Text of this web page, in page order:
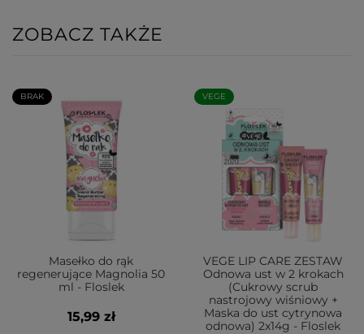
ZOBACZ TAKŻE
BRAK
Masełko do rąk
regenerujące Magnolia 50
ml - Floslek
15,99 zł
VEGE
VEGE LIP CARE ZESTAW
Odnowa ust w 2 krokach
(Cukrowy scrub
nastrojowy wiśniowy +
Maska do ust cytrynowa
odnowa) 2x14g - Floslek